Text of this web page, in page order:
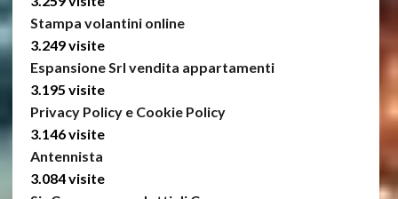
Stampa volantini online
3.249 visite
Espansione Srl vendita appartamenti
3.195 visite
Privacy Policy e Cookie Policy
3.146 visite
Antennista
3.084 visite